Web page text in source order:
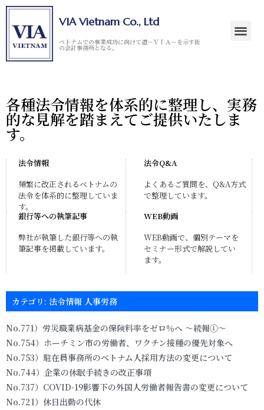
VIA Vietnam Co., Ltd
ベトナムでの事業成功に向けて道－ＶＩＡ－を示す街
の会計事務所となる。
各種法令情報を体系的に整理し、実務
的な見解を踏まえてご提供いたしま
す。
法令情報
頻繁に改正されるベトナムの
法令を体系的に整理していま
す。
法令Q&A
よくあるご質問を、Q&A方式
で整理しています。
銀行等への執筆記事
弊社が執筆した銀行等への執
筆記事を掲載しています。
WEB動画
WEB動画で、個別テーマを
セミナー形式で解説してい
ます。
カテゴリ: 法令情報 人事労務
No.771）労災職業病基金の保険料率をゼロ％へ ～続報①～
No.754）ホーチミン市の労働者、ワクチン接種の優先対象へ
No.753）駐在員事務所のベトナム人採用方法の変更について
No.744）企業の休眠手続きの改正事項
No.737）COVID-19影響下の外国人労働者報告書の変更について
No.721）休日出勤の代休